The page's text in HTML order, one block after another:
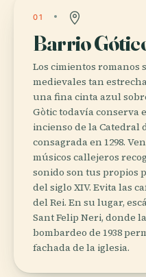
01
Barrio
Los cimientos romanos
medievales tan
una fina cinta azul
Gòtic todavía conserva
incienso de la Catedral
consagrada en 1298.
músicos callejeros
sonido son tus propios
del siglo XIV. Evita las
del Rei. En su lugar,
Sant Felip Neri, donde
bombardeo de 1938
fachada de la iglesia.